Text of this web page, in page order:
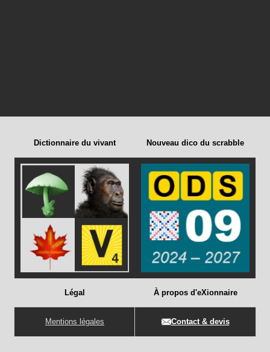
Dictionnaire du vivant Nouveau dico du scrabble
Légal
Mentions légales
À propos d'eXionnaire
Contact & devis